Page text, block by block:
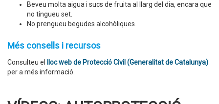
Beveu molta aigua i sucs de fruita al llarg del dia, encara que
no tingueu set.
No prengueu begudes alcohòliques.
Més consells i recursos
Consulteu el
lloc web de Protecció Civil (Generalitat de Catalunya)
per a més informació.